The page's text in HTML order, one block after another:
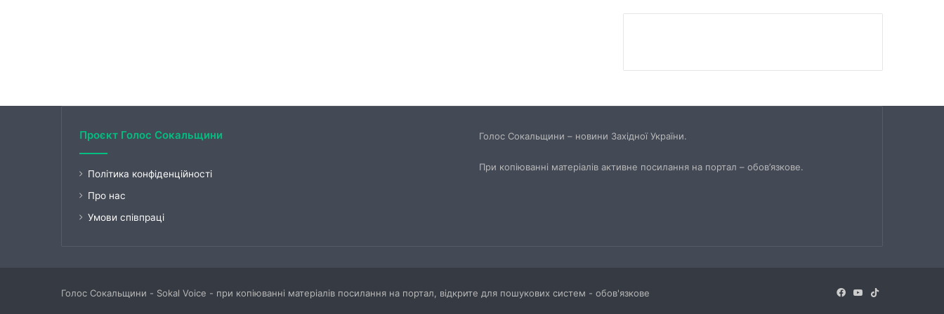
Проєкт Голос Сокальщини
Політика конфіденційності
Про нас
Умови співпраці
Голос Сокальщини – новини Західної України.
При копіюванні матеріалів активне посилання на портал – обов’язкове.
Голос Сокальщини - Sokal Voice - при копіюванні матеріалів посилання на портал, відкрите для пошукових систем - обов'язкове Facebook
YouTube
TikTok